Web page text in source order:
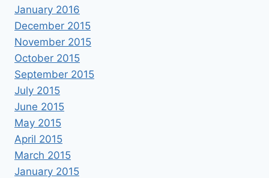
January 2016
December 2015
November 2015
October 2015
September 2015
July 2015
June 2015
May 2015
April 2015
March 2015
January 2015